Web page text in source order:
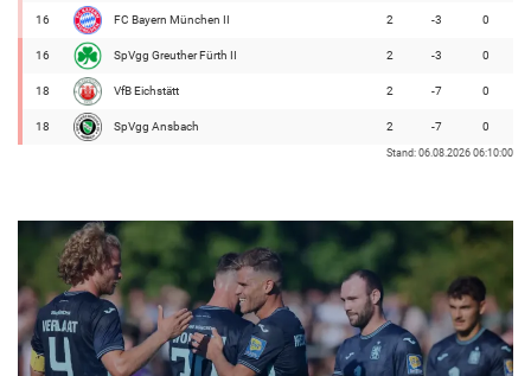
16 FC Bayern München II 2 -3 0
16 SpVgg Greuther Fürth II 2 -3 0
18 VfB Eichstätt 2 -7 0
18 SpVgg Ansbach 2 -7 0
Stand: 06.08.2026 06:10:00